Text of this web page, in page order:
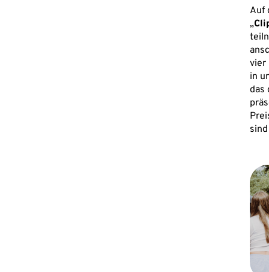
Auf
„
vier
in
das